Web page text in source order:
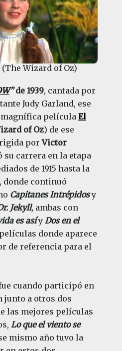
(The Wizard of Oz)
”de 1939, cantada por
Judy Garland, ese
magnífica película El
of Oz) de ese
porVictor
su carrera en la etapa
de 1915 hasta la
donde continuó
Capitanes Intrépidosy
Jekyll,ambas con
es asíy Dos en el
donde aparece
de referencia para el
cuando participó en
junto a otros dos
las mejores películas
Lo que el viento se
mismo año tuvo la